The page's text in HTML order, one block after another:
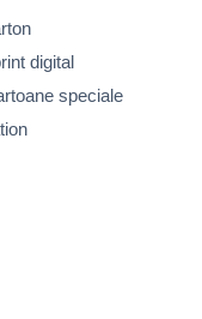
digital
speciale